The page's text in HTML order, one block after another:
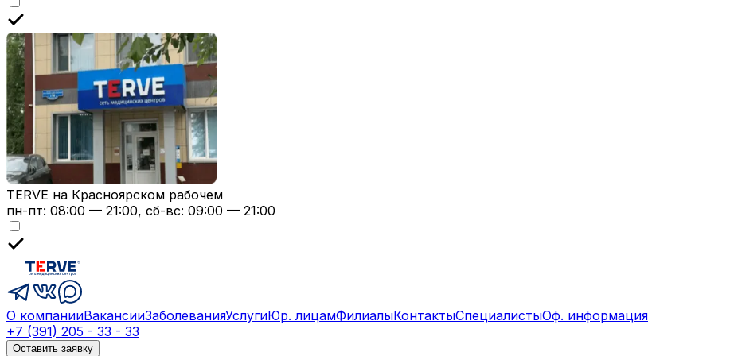
TERVE на Красноярском рабочем
пн-пт: 08:00 — 21:00, сб-вс: 09:00 — 21:00
О компанииВакансииЗаболеванияУслугиЮр. лицамФилиалыКонтактыСпециалистыОф. информация
+7 (391) 205 - 33 - 33
Оставить заявку